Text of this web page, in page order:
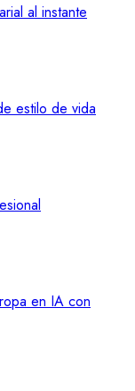
al instante
estilo de vida
en IA con